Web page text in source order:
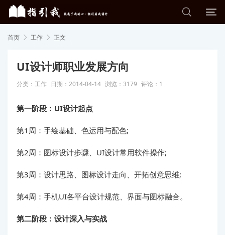


首页  工作  正文
UI设计师职业发展方向
分类： 工作 日期：2014-04-14 浏览：3179 评论：1
第一阶段：UI设计起点
第1周：手绘基础、色运用与配色;
第2周：图标设计步骤、UI设计常用软件操作;
第3周：设计思路、图标设计走向、开拓创意思维;
第4周：手机UI各平台设计规范、界面与图标融合。
第二阶段：设计深入与实战